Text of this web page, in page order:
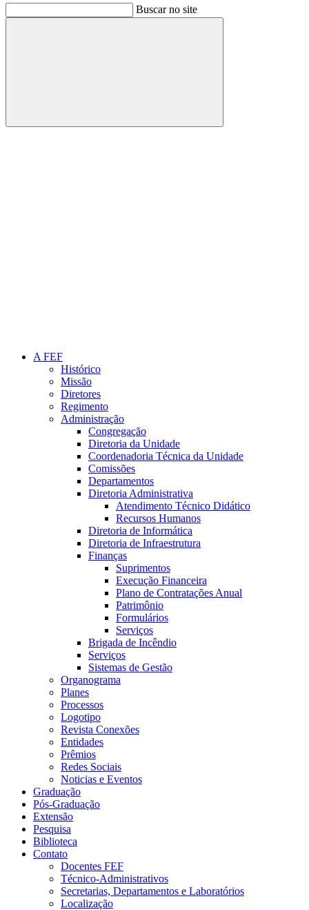
Buscar no site
Buscar
A FEF
Histórico
Missão
Diretores
Regimento
Administração
Congregação
Diretoria da Unidade
Coordenadoria Técnica da Unidade
Comissões
Departamentos
Diretoria Administrativa
Atendimento Técnico Didático
Recursos Humanos
Diretoria de Informática
Diretoria de Infraestrutura
Finanças
Suprimentos
Execução Financeira
Plano de Contratações Anual
Patrimônio
Formulários
Serviços
Brigada de Incêndio
Serviços
Sistemas de Gestão
Organograma
Planes
Processos
Logotipo
Revista Conexões
Entidades
Prêmios
Redes Sociais
Noticias e Eventos
Graduação
Pós-Graduação
Extensão
Pesquisa
Biblioteca
Contato
Docentes FEF
Técnico-Administrativos
Secretarias, Departamentos e Laboratórios
Localização